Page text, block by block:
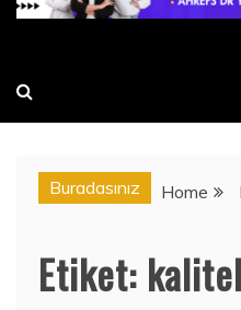
Buradasınız Home
Etiket: